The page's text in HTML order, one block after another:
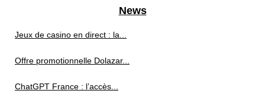
News
Jeux de casino en direct : la...
Offre promotionnelle Dolazar...
ChatGPT France : l’accès...